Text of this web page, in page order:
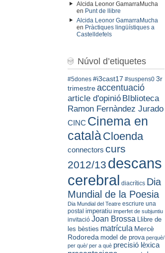
Alcida Leonor GamarraMucha
en Punt de llibre
Alcida Leonor GamarraMucha
en Pràctiques lingüístiques a
Castelldefels
Núvol d’etiquetes
#5dones #i3cast17 #suspens0 3r
trimestre accentuació
article d'opinió BIblioteca
Ramon Fernàndez Jurado
CINC Cinema en
catalàCloenda
connectors curs
2012/13 descans
cerebral diacrítics Dia
Mundial de la Poesia
Dia Mundial del Teatre escriure una
postal imperatiu imperfet de subjuntiu
invitació Joan Brossa
Llibre de
les bèsties matrícula Mercè
Rodoreda model de prova perquè/
per què/ per a què precisió lèxica